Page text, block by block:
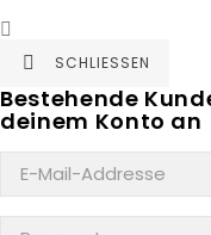


SCHLIESSEN
Bestehende
deinem Konto an